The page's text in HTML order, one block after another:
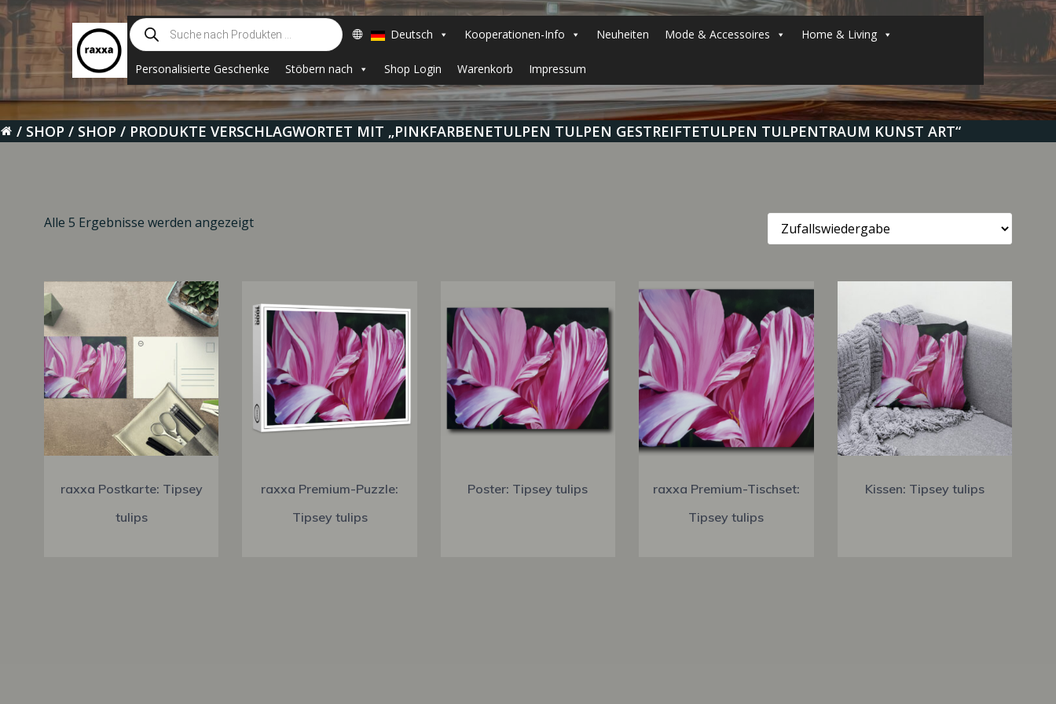
Zum
Inhalt
springen
Suche
nach
Produkten
Deutsch Kooperationen-Info Neuheiten Mode & Accessoires Home & Living
Personalisierte Geschenke Stöbern nach Shop Login Warenkorb Impressum
SHOP SHOP PRODUKTE VERSCHLAGWORTET MIT „PINKFARBENETULPEN TULPEN GESTREIFTETULPEN TULPENTRAUM KUNST ART“
Alle 5 Ergebnisse werden angezeigt
raxxa Postkarte: Tipsey
tulips
raxxa Premium-Puzzle:
Tipsey tulips
Poster: Tipsey tulips
raxxa Premium-Tischset:
Tipsey tulips
Kissen: Tipsey tulips